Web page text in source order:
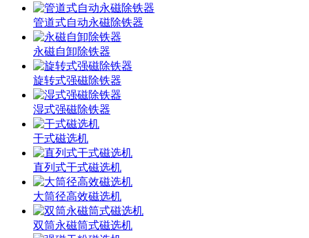
管道式自动永磁除铁器
永磁自卸除铁器
旋转式强磁除铁器
湿式强磁除铁器
干式磁选机
直列式干式磁选机
大筒径高效磁选机
双筒永磁筒式磁选机